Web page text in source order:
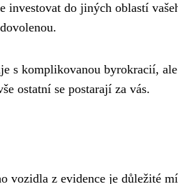
investovat do jiných oblastí
s komplikovanou byrokracií,
ostatní se postarají za vás.
vozidla z evidence je důležité